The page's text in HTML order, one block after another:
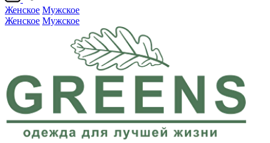
Женское Мужское
Женское Мужское